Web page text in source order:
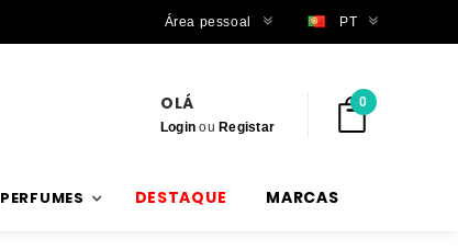
Área pessoal PT
OLÁ
Login ouRegistar
0
PERFUMES DESTAQUE MARCAS